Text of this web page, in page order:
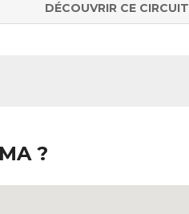
DÉCOUVRIR CE CIRCUIT
?